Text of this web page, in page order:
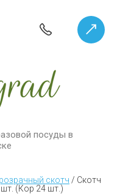
посуды в
скотч / Скотч
(Кор 24 шт.)